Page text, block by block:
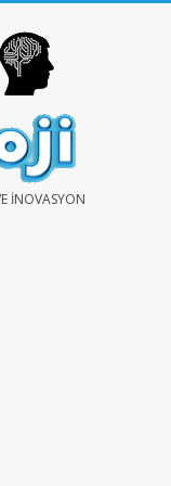
İNOVASYON